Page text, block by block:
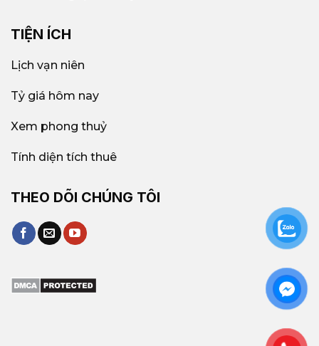
TIỆN ÍCH
Lịch vạn niên
Tỷ giá hôm nay
Xem phong thuỷ
Tính diện tích thuê
THEO DÕI CHÚNG TÔI